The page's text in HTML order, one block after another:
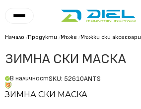
Начало /Продукти /Мъже /Мъжки ски аксесоари
ЗИМНА СКИ МАСКА
В наличностSKU: 52610ANTS
ЗИМНА СКИ МАСКА